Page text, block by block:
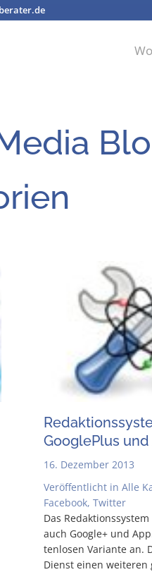
Goo­gle­Plus
16. Dezember 2013
Veröffentlicht in Alle
Facebook, Twitter
Das
auch Goog­le+ und
ten­lo­sen Vari­an­te an.
Dienst einen wei­te­ren